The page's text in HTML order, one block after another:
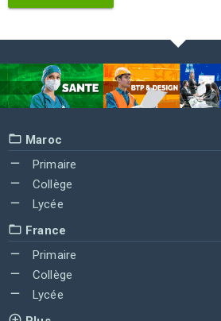
Maroc
Primaire
Collège
Lycée
France
Primaire
Collège
Lycée